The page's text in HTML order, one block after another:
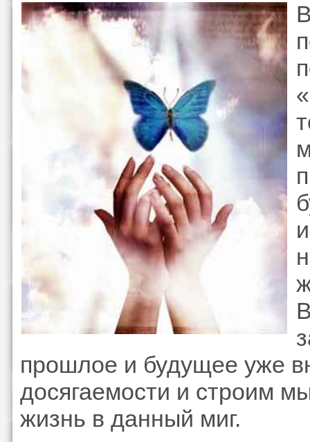
прошлое и будущее уже
досягаемости и строим
жизнь в данный миг.